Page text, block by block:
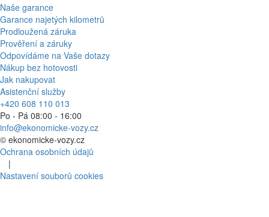
Naše garance
Garance najetých kilometrů
Prodloužená záruka
Prověření a záruky
Odpovídáme na Vaše dotazy
Nákup bez hotovosti
Jak nakupovat
Asistenční služby
+420 608 110 013
Po - Pá 08:00 - 16:00
info@ekonomicke-vozy.cz
© ekonomicke-vozy.cz
Ochrana osobních údajů
|
Nastavení souborů cookies